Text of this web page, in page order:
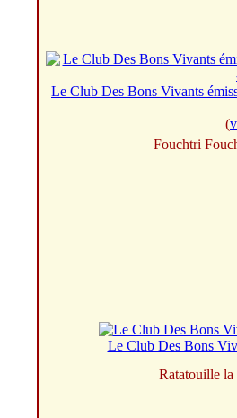
Le Club Des Bons Vivants
(
Fouchtri
Le Club Des Bons
Ratatouille